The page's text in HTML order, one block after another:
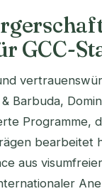
GCC-
Barbuda,
Programme,
bearbeitet
aus